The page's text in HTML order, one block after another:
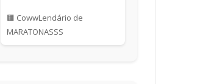
🟧 CowwLendário de
MARATONASSS